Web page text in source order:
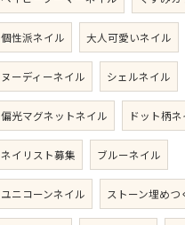
個性派ネイル 大人可愛いネイル
ヌーディーネイル シェルネイル
偏光マグネットネイル ドット柄ネ
ネイリスト募集 ブルーネイル
ユニコーンネイル ストーン埋めつ